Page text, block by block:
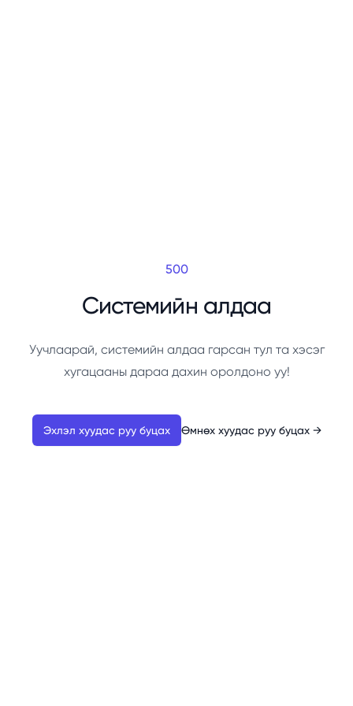
500
Системийн алдаа
Уучлаарай, системийн алдаа гарсан тул та хэсэг
хугацааны дараа дахин оролдоно уу!
Эхлэл хуудас руу буцах Өмнөх хуудас руу буцах →